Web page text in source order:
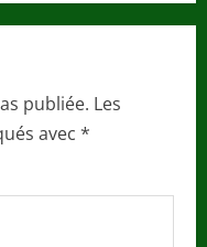
publiée. Les
avec *